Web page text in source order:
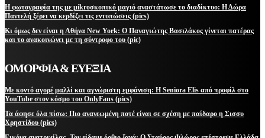
Η φωτογραφία της με μikroσκοπικό μαγιό αναστάτωσε το διαδίκτυο: Η Δώρα
Παντελή ξέρει να κερδίζει τις εντυπώσεις (pics)
Κι όμως δεν είναι η Αθήνα New York: Ο Παναγιώτης Βασιλάκος γίνεται πατέρας
και το ανακοινώνει με τη σύντροφο του (pic)
ΟΜΟΡΦΙΑ & ΕΥΕΞΙΑ
Με κοντό αγορέ μαλλί και αγνώριστη εμφάνιση: Η Seniora Elis από προφίλ στο
YouTube στον κόσμο του OnlyFans (pics)
Τα άφησε όλα πίσω: Πιο ανανεωμένη ποτέ είναι σε σχέση με παίδαρο η Σισσυ
Χρηστίδου (pics)